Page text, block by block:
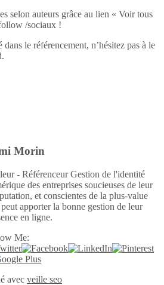
selon auteurs grâce au lien « Voir tous
/sociaux !
le référencement, n’hésitez pas à le
Morin
- Référenceur Gestion de l'identité
des entreprises soucieuses de leur
et conscientes de la plus-value
apporter la bonne gestion de leur
en ligne.
Me:
avec veille seo